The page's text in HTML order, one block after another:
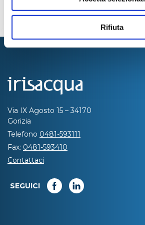
Rifiuta
Via IX Agosto 15 – 34170
Gorizia
Telefono 0481-593111
Fax: 0481-593410
Contattaci
SEGUICI